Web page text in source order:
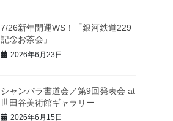
7/26新年開運WS！「銀河鉄道229
記念お茶会」
2026年6月23日
シャンバラ書道会／第9回発表会 at
世田谷美術館ギャラリー
2026年6月15日